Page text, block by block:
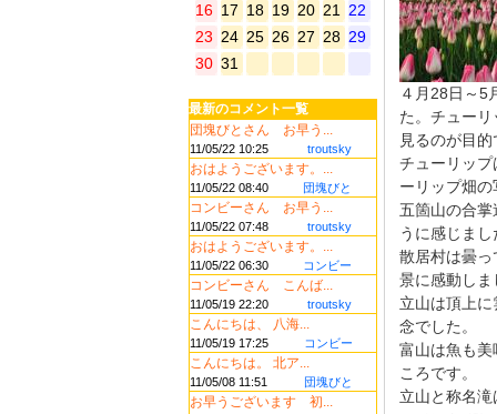
16 17 18 19 20 21
22
23 24 25 26 27 28 29
30 31
最新のコメント一覧
団塊びとさん お早う...
11/05/22 10:25 troutsky
おはようございます。...
11/05/22 08:40 団塊びと
コンビーさん お早う...
11/05/22 07:48 troutsky
おはようございます。...
11/05/22 06:30 コンビー
コンビーさん こんば...
11/05/19 22:20 troutsky
こんにちは、 八海...
11/05/19 17:25 コンビー
こんにちは。 北ア...
11/05/08 11:51 団塊びと
お早うございます 初...
４月28日～5
た。チュー
見るのが目
チューリッ
ーリップ畑
五箇山の合
うに感じま
散居村は曇
景に感動しま
立山は頂上
念でした。
富山は魚も
ころです。
立山と称名